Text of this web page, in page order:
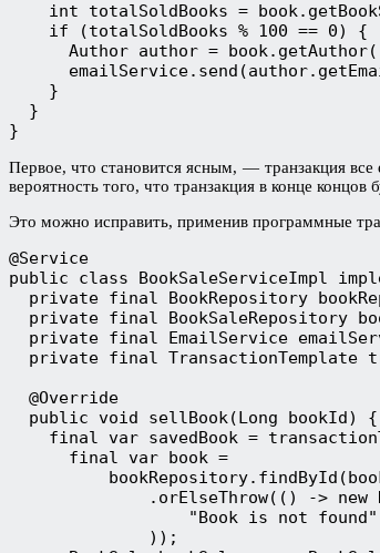
int totalSoldBooks =
    if (totalSoldBooks % 100 == 0) {
Author author =
    }
  }
}
Первое, что становится ясным, — транзакция все
вероятность того, что транзакция в конце
Это можно исправить, применив программные
@Service
public class BookSaleServiceImpl
private final BookRepository
private final BookSaleRepository
private final EmailService
private final TransactionTemplate
  @Override
  public void sellBook(Long bookId) {
final var savedBook =
      final var book =
.orElseThrow(() -> new
                  "Book is not found"
              ));